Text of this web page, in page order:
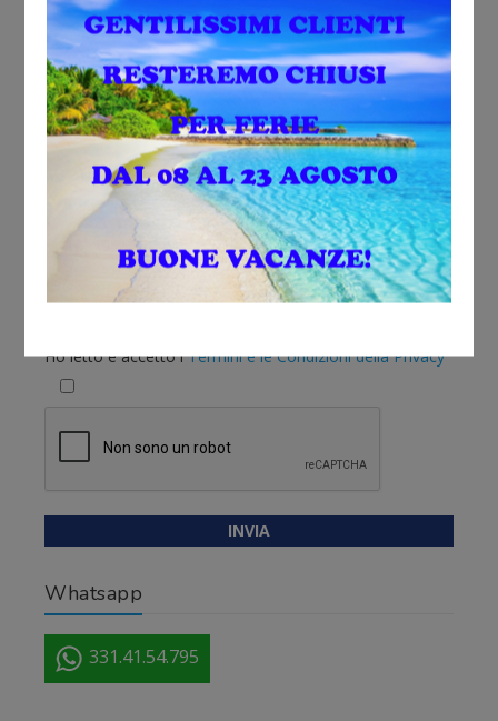
Sono interessato a:
Ho letto e accetto iTermini e le Condizioni della Privacy
Whatsapp
331.41.54.795